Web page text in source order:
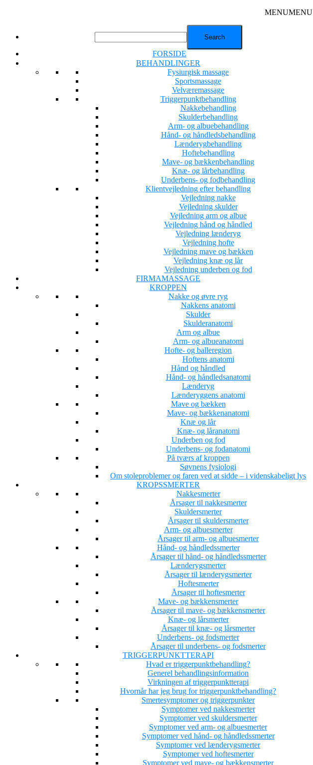
MENUMENU
FORSIDE
BEHANDLINGER
Fysiurgisk massage
Sportsmassage
Velværemassage
Triggerpunktbehandling
Nakkebehandling
Skulderbehandling
Arm- og albuebehandling
Hånd- og håndledsbehandling
Lænderygbehandling
Hoftebehandling
Mave- og bækkenbehandling
Knæ- og lårbehandling
Underbens- og fodbehandling
Klientvejledning efter behandling
Vejledning nakke
Vejledning skulder
Vejledning arm og albue
Vejledning hånd og håndled
Vejledning lænderyg
Vejledning hofte
Vejledning mave og bækken
Vejledning knæ og lår
Vejledning underben og fod
FIRMAMASSAGE
KROPPEN
Nakke og øvre ryg
Nakkens anatomi
Skulder
Skulderanatomi
Arm og albue
Arm- og albueanatomi
Hofte- og balleregion
Hoftens anatomi
Hånd og håndled
Hånd- og håndledsanatomi
Lænderyg
Lænderyggens anatomi
Mave og bækken
Mave- og bækkenanatomi
Knæ og lår
Knæ- og låranatomi
Underben og fod
Underbens- og fodanatomi
På tværs af kroppen
Søvnens fysiologi
Om stoleproblemer og faren ved at sidde – i videnskabeligt lys
KROPSSMERTER
Nakkesmerter
Årsager til nakkesmerter
Skuldersmerter
Årsager til skuldersmerter
Arm- og albuesmerter
Årsager til arm- og albuesmerter
Hånd- og håndledssmerter
Årsager til hånd- og håndledssmerter
Lænderygsmerter
Årsager til lænderygsmerter
Hoftesmerter
Årsager til hoftesmerter
Mave- og bækkensmerter
Årsager til mave- og bækkensmerter
Knæ- og lårsmerter
Årsager til knæ- og lårsmerter
Underbens- og fodsmerter
Årsager til underbens- og fodsmerter
TRIGGERPUNKTTERAPI
Hvad er triggerpunktbehandling?
Generel behandlingsinformation
Virkningen af triggerpunktterapi
Hvornår har jeg brug for triggerpunktbehandling?
Smertesymptomer og triggerpunkter
Symptomer ved nakkesmerter
Symptomer ved skuldersmerter
Symptomer ved arm- og albuesmerter
Symptomer ved hånd- og håndledssmerter
Symptomer ved lænderygsmerter
Symptomer ved hoftesmerter
Symptomer ved mave- og bækkensmerter